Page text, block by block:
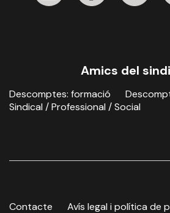
Amics del
Descomptes: formació
Sindical / Professional / Social
Contacte Avís legal i política de